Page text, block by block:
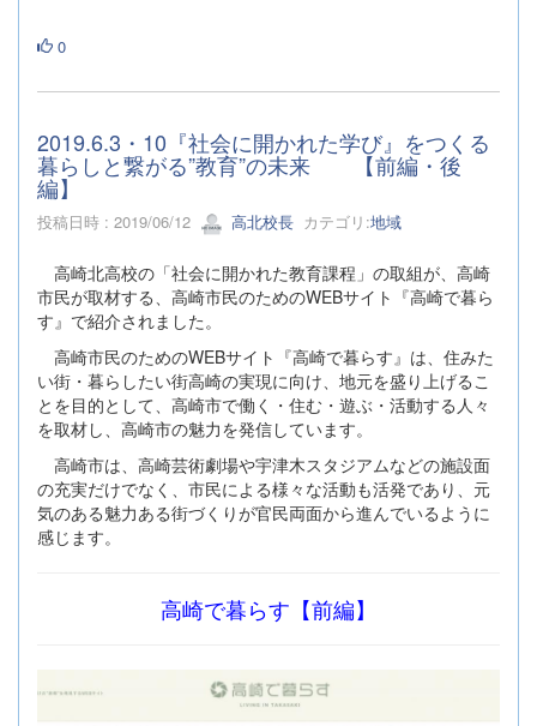
0
2019.6.3・10『社会に開かれた学び』をつくる
暮らしと繋がる”教育”の未来 【前編・後
編】
投稿日時 : 2019/06/12 高北校長 カテゴリ:地域
高崎北高校の「社会に開かれた教育課程」の取組が、高崎
市民が取材する、高崎市民のためのWEBサイト『高崎で暮ら
す』で紹介されました。
高崎市民のためのWEBサイト『高崎で暮らす』は、住みた
い街・暮らしたい街高崎の実現に向け、地元を盛り上げるこ
とを目的として、高崎市で働く・住む・遊ぶ・活動する人々
を取材し、高崎市の魅力を発信しています。
高崎市は、高崎芸術劇場や宇津木スタジアムなどの施設面
の充実だけでなく、市民による様々な活動も活発であり、元
気のある魅力ある街づくりが官民両面から進んでいるように
感じます。
高崎で暮らす【前編】